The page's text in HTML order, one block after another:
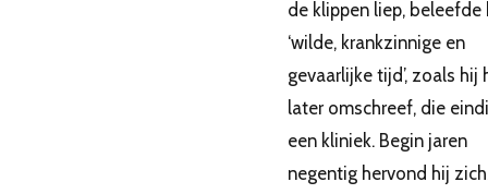
de klippen liep, beleefde
‘wilde, krankzinnige en
gevaarlijke tijd’, zoals hij
later omschreef, die
een kliniek. Begin jaren
negentig hervond hij